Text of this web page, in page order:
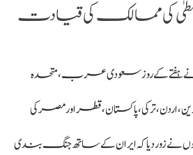
کی ممالک کی قیادت
ہفتے کے روز سعودی عرب، متحدہ
ترکی، پاکستان، قطر اور مصر کی
نے زور دیا کہ ایران کے ساتھ جنگ بندی